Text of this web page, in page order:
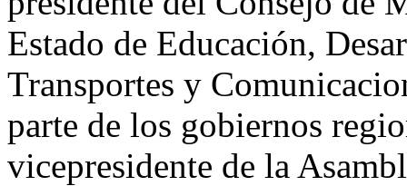
Estado de Educación,
Transportes y
parte de los gobiernos
vicepresidente de la